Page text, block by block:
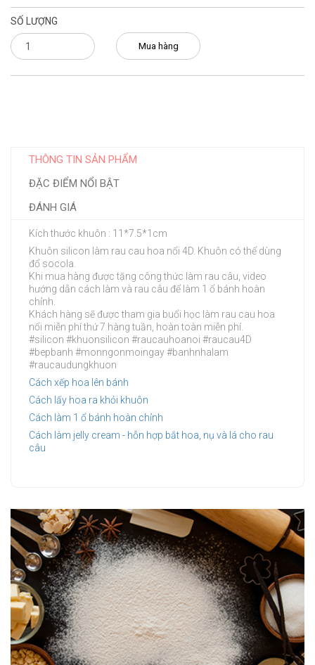
SỐ LƯỢNG
Mua hàng
THÔNG TIN SẢN PHẨM
ĐẶC ĐIỂM NỔI BẬT
ĐÁNH GIÁ
Kích thước khuôn : 11*7.5*1cm
Khuôn silicon làm rau cau hoa nổi 4D. Khuôn có thể dùng
đổ socola.
Khi mua hàng được tặng công thức làm rau câu, video
hướng dẫn cách làm và rau câu để làm 1 ổ bánh hoàn
chỉnh.
Khách hàng sẽ được tham gia buổi học làm rau cau hoa
nổi miễn phí thứ 7 hàng tuần, hoàn toàn miễn phí.
#silicon #khuonsilicon #raucauhoanoi #raucau4D
#bepbanh #monngonmoingay #banhnhalam
#raucaudungkhuon
Cách xếp hoa lên bánh
Cách lấy hoa ra khỏi khuôn
Cách làm 1 ổ bánh hoàn chỉnh
Cách làm jelly cream - hỗn hợp bắt hoa, nụ và lá cho rau
câu